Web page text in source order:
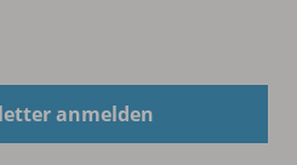
anmelden